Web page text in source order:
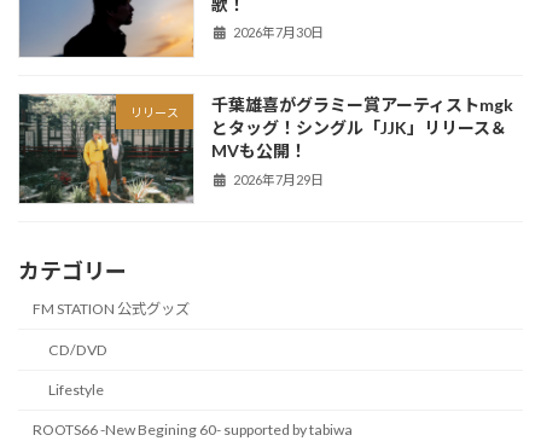
2026年7月30日
リリース
千葉雄喜がグラミー賞アーティストmgk
とタッグ！シングル「JJK」リリース＆
MVも公開！
2026年7月29日
カテゴリー
FM STATION 公式グッズ
CD/DVD
Lifestyle
ROOTS66 -New Begining 60- supported by tabiwa